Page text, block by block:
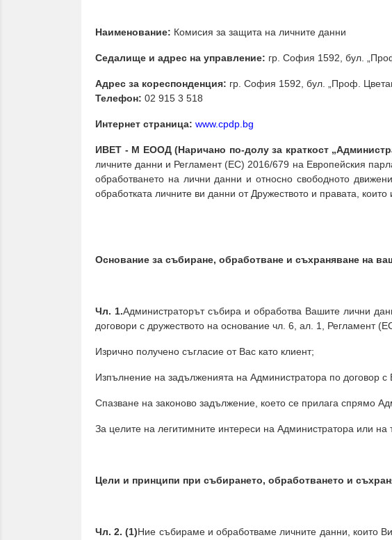
Наименование: Комисия за защита на личните данни
Седалище и адрес на управление: гр. София 1592, бул.
Адрес за кореспонденция: гр. София 1592, бул. „Проф.
Телефон: 02 915 3 518
Интернет страница: www.cpdp.bg
ИВЕТ - М ЕООД (Наричано по-долу за краткост
личните данни и Регламент (ЕС) 2016/679 на Европейския
обработването на лични данни и относно свободното
обработката личните ви данни от Дружеството и правата, които
Основание за събиране, обработване и съхраняване на
Чл. 1.Администраторът събира и обработва Вашите лични
договори с дружеството на основание чл. 6, ал. 1, Регламент
Изрично получено съгласие от Вас като клиент;
Изпълнение на задълженията на Администратора по договор с
Спазване на законово задължение, което се прилага спрямо
За целите на легитимните интереси на Администратора или на
Цели и принципи при събирането, обработването и
Чл. 2. (1)Ние събираме и обработваме личните данни, които